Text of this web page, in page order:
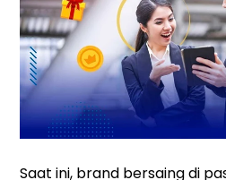
Saat ini, brand bersaing di